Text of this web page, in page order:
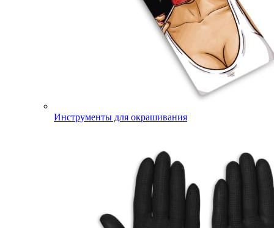
Инструменты для окрашивания